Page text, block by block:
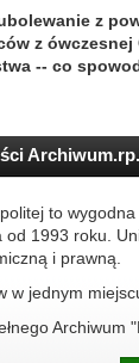
z
z ówczesnej
-- co
to
od 1993 roku.
i prawną.
w jednym
Archiwum